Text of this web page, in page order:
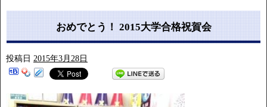
おめでとう！ 2015大学合格祝賀会
投稿日 2015年3月28日